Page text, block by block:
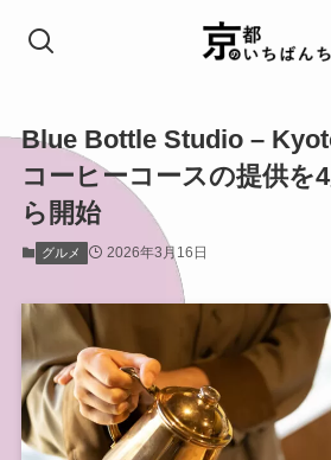
Blue Bottle Studio –
コーヒーコースの提供を
ら開始
グルメ 2026年3月16日